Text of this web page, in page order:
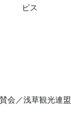
ビス
会／浅草観光連盟